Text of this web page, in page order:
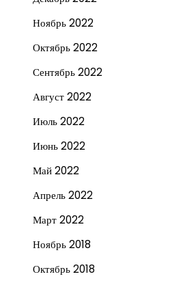
Ноябрь 2022
Октябрь 2022
Сентябрь 2022
Август 2022
Июль 2022
Июнь 2022
Май 2022
Апрель 2022
Март 2022
Ноябрь 2018
Октябрь 2018